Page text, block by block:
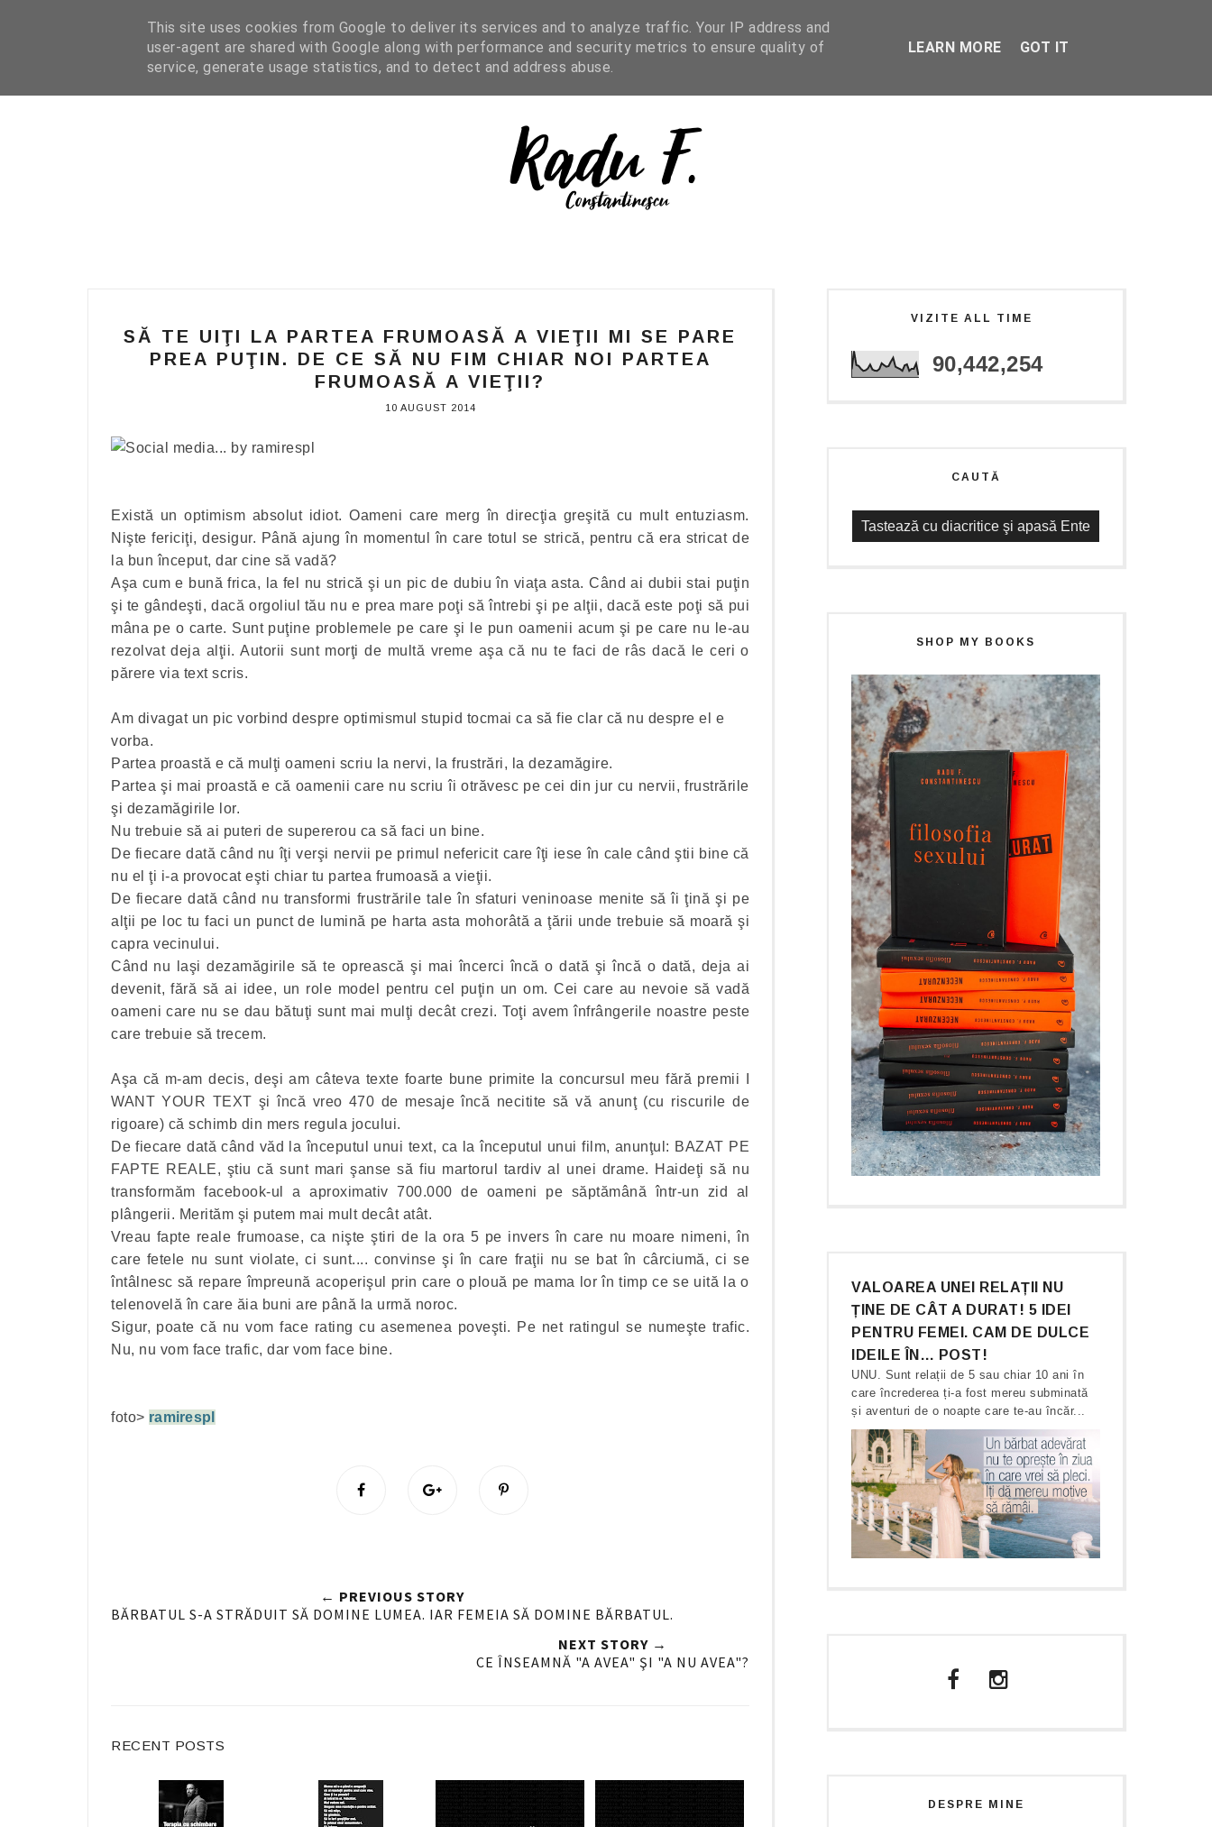
I WANT YOUR TEXT COFFEE READING NIGHT READING ENGLISH SHOP
SĂ TE UIŢI LA PARTEA FRUMOASĂ A VIEŢII MI SE PARE
PREA PUŢIN. DE CE SĂ NU FIM CHIAR NOI PARTEA
FRUMOASĂ A VIEŢII?
10 AUGUST 2014
Există un optimism absolut idiot. Oameni care merg în direcţia greşită cu mult entuziasm.
Nişte fericiţi, desigur. Până ajung în momentul în care totul se strică, pentru că era stricat de
la bun început, dar cine să vadă?
Aşa cum e bună frica, la fel nu strică şi un pic de dubiu în viaţa asta. Când ai dubii stai puţin
şi te gândeşti, dacă orgoliul tău nu e prea mare poţi să întrebi şi pe alţii, dacă este poţi să pui
mâna pe o carte. Sunt puţine problemele pe care şi le pun oamenii acum şi pe care nu le-au
rezolvat deja alţii. Autorii sunt morţi de multă vreme aşa că nu te faci de râs dacă le ceri o
părere via text scris.
Am divagat un pic vorbind despre optimismul stupid tocmai ca să fie clar că nu despre el e
vorba.
Partea proastă e că mulţi oameni scriu la nervi, la frustrări, la dezamăgire.
Partea şi mai proastă e că oamenii care nu scriu îi otrăvesc pe cei din jur cu nervii, frustrările
şi dezamăgirile lor.
Nu trebuie să ai puteri de supererou ca să faci un bine.
De fiecare dată când nu îţi verşi nervii pe primul nefericit care îţi iese în cale când ştii bine că
nu el ţi i-a provocat eşti chiar tu partea frumoasă a vieţii.
De fiecare dată când nu transformi frustrările tale în sfaturi veninoase menite să îi ţină şi pe
alţii pe loc tu faci un punct de lumină pe harta asta mohorâtă a ţării unde trebuie să moară şi
capra vecinului.
Când nu laşi dezamăgirile să te oprească şi mai încerci încă o dată şi încă o dată, deja ai
devenit, fără să ai idee, un role model pentru cel puţin un om. Cei care au nevoie să vadă
oameni care nu se dau bătuţi sunt mai mulţi decât crezi. Toţi avem înfrângerile noastre peste
care trebuie să trecem.
Aşa că m-am decis, deşi am câteva texte foarte bune primite la concursul meu fără premii I
WANT YOUR TEXT şi încă vreo 470 de mesaje încă necitite să vă anunţ (cu riscurile de
rigoare) că schimb din mers regula jocului.
De fiecare dată când văd la începutul unui text, ca la începutul unui film, anunţul: BAZAT PE
FAPTE REALE, ştiu că sunt mari şanse să fiu martorul tardiv al unei drame. Haideţi să nu
transformăm facebook-ul a aproximativ 700.000 de oameni pe săptămână într-un zid al
plângerii. Merităm şi putem mai mult decât atât.
Vreau fapte reale frumoase, ca nişte ştiri de la ora 5 pe invers în care nu moare nimeni, în
care fetele nu sunt violate, ci sunt.... convinse şi în care fraţii nu se bat în cârciumă, ci se
întâlnesc să repare împreună acoperişul prin care o plouă pe mama lor în timp ce se uită la o
telenovelă în care ăia buni are până la urmă noroc.
Sigur, poate că nu vom face rating cu asemenea poveşti. Pe net ratingul se numeşte trafic.
Nu, nu vom face trafic, dar vom face bine.
foto> ramirespl
n
n
← PREVIOUS STORY
BĂRBATUL S-A STRĂDUIT SĂ DOMINE LUMEA. IAR FEMEIA SĂ DOMINE BĂRBATUL.
NEXT STORY →
CE ÎNSEAMNĂ "A AVEA" ŞI "A NU AVEA"?
RECENT POSTS
VIZITE ALL TIME
90,442,254
CAUTĂ
SHOP MY BOOKS
VALOAREA UNEI RELAȚII NU
ȚINE DE CÂT A DURAT! 5 IDEI
PENTRU FEMEI. CAM DE DULCE
IDEILE ÎN… POST!
UNU. Sunt relații de 5 sau chiar 10 ani în
care încrederea ți-a fost mereu subminată
și aventuri de o noapte care te-au încăr...
DESPRE MINE
This site uses cookies from Google to deliver its services and to analyze traffic. Your IP address and
user-agent are shared with Google along with performance and security metrics to ensure quality of
service, generate usage statistics, and to detect and address abuse.
LEARN MORE GOT IT